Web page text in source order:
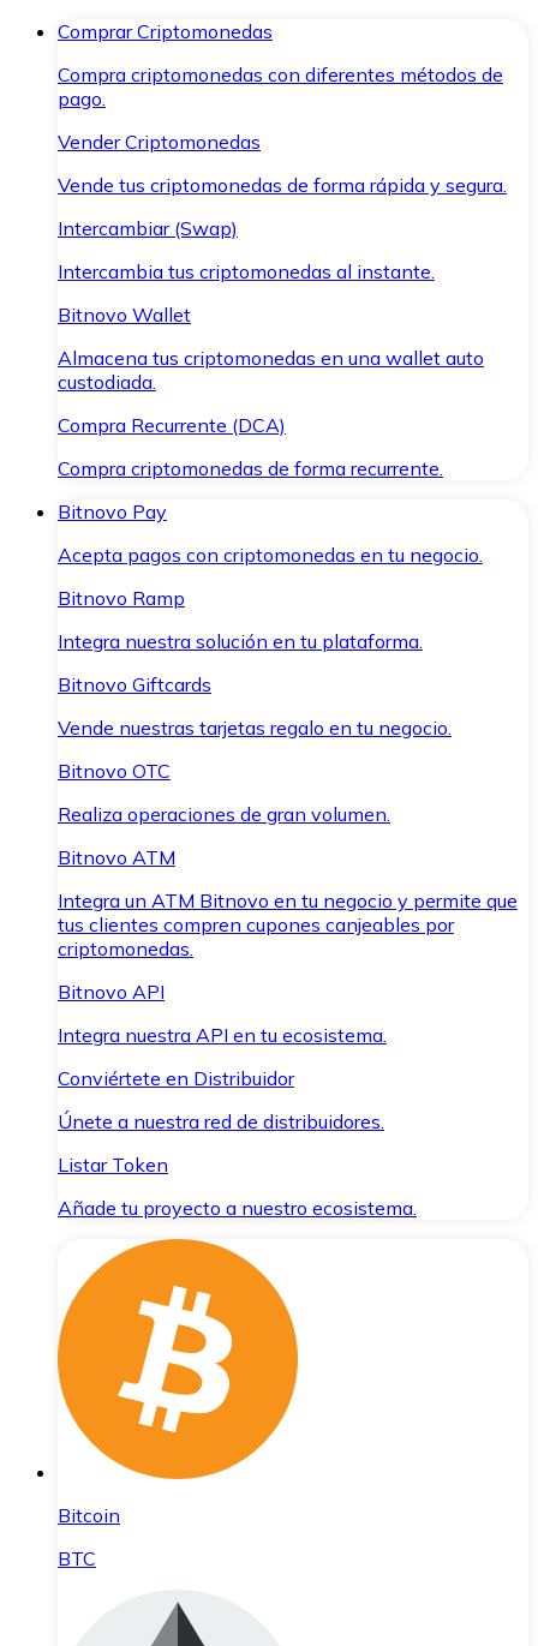
Comprar Criptomonedas
Compra criptomonedas con diferentes métodos de
pago.
Vender Criptomonedas
Vende tus criptomonedas de forma rápida y segura.
Intercambiar (Swap)
Intercambia tus criptomonedas al instante.
Bitnovo Wallet
Almacena tus criptomonedas en una wallet auto
custodiada.
Compra Recurrente (DCA)
Compra criptomonedas de forma recurrente.
Bitnovo Pay
Acepta pagos con criptomonedas en tu negocio.
Bitnovo Ramp
Integra nuestra solución en tu plataforma.
Bitnovo Giftcards
Vende nuestras tarjetas regalo en tu negocio.
Bitnovo OTC
Realiza operaciones de gran volumen.
Bitnovo ATM
Integra un ATM Bitnovo en tu negocio y permite que
tus clientes compren cupones canjeables por
criptomonedas.
Bitnovo API
Integra nuestra API en tu ecosistema.
Conviértete en Distribuidor
Únete a nuestra red de distribuidores.
Listar Token
Añade tu proyecto a nuestro ecosistema.
Bitcoin
BTC